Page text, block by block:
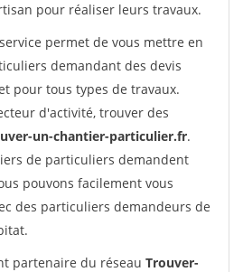
pour réaliser leurs travaux.
permet de vous mettre en
demandant des devis
pour tous types de travaux.
d'activité, trouver des
un-chantier-particulier.fr.
de particuliers demandent
pouvons facilement vous
des particuliers demandeurs de
partenaire du réseau Trouver-